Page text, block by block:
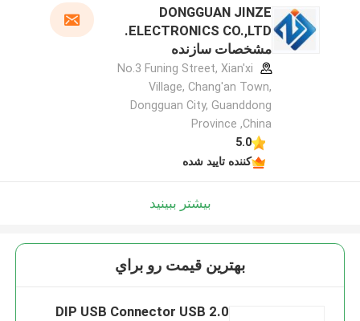
DONGGUAN JINZE
ELECTRONICS CO.,LTD.
مشخصات سازنده
No.3 Funing Street, Xian'xi
Village, Chang'an Town,
Dongguan City, Guanddong
Province ,China
5.0
کننده تایید شده
بیشتر ببینید
بهترين قيمت رو براي
DIP USB Connector USB 2.0